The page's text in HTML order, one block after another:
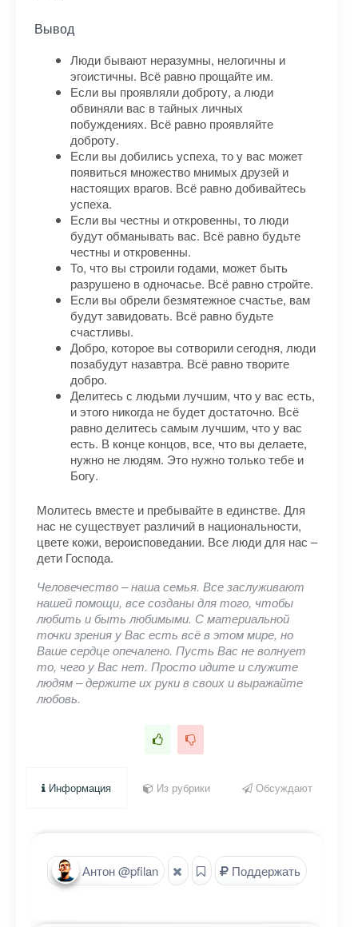
Вывод
Люди бывают неразумны, нелогичны и
эгоистичны. Всё равно прощайте им.
Если вы проявляли доброту, а люди
обвиняли вас в тайных личных
побуждениях. Всё равно проявляйте
доброту.
Если вы добились успеха, то у вас может
появиться множество мнимых друзей и
настоящих врагов. Всё равно добивайтесь
успеха.
Если вы честны и откровенны, то люди
будут обманывать вас. Всё равно будьте
честны и откровенны.
То, что вы строили годами, может быть
разрушено в одночасье. Всё равно стройте.
Если вы обрели безмятежное счастье, вам
будут завидовать. Всё равно будьте
счастливы.
Добро, которое вы сотворили сегодня, люди
позабудут назавтра. Всё равно творите
добро.
Делитесь с людьми лучшим, что у вас есть,
и этого никогда не будет достаточно. Всё
равно делитесь самым лучшим, что у вас
есть. В конце концов, все, что вы делаете,
нужно не людям. Это нужно только тебе и
Богу.
Молитесь вместе и пребывайте в единстве. Для
нас не существует различий в национальности,
цвете кожи, вероисповедании. Все люди для нас –
дети Господа.
Человечество – наша семья. Все заслуживают
нашей помощи, все созданы для того, чтобы
любить и быть любимыми. С материальной
точки зрения у Вас есть всё в этом мире, но
Ваше сердце опечалено. Пусть Вас не волнует
то, чего у Вас нет. Просто идите и служите
людям – держите их руки в своих и выражайте
любовь.
Информация Из рубрики Обсуждают
Антон @pfilan Поддержать